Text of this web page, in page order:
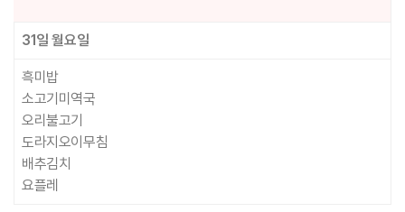
31일월요일
흑미밥
소고기미역국
오리불고기
도라지오이무침
배추김치
요플레